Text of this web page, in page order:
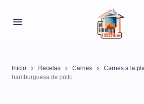
Inicio Recetas Carnes Carnes a la
hamburguesa de pollo